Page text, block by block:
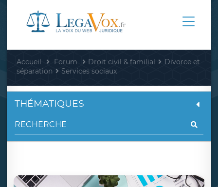
Accueil Forum Droit civil & familial
Divorce et
séparation
Services sociaux
THÉMATIQUES